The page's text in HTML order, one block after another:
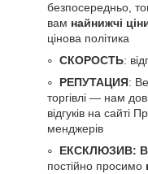
безпосередньо,
вам найнижчі
цінова політика
СКОРОСТЬ:
РЕПУТАЦИЯ:
торгівлі — нам
відгуків на
менджерів
ЕКСКЛЮЗИВ:
постійно просимо